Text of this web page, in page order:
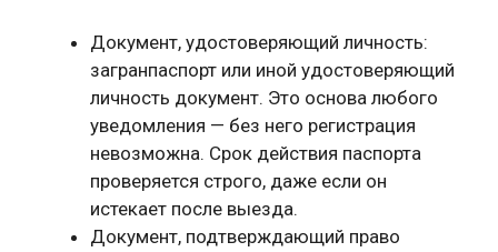
Документ, удостоверяющий личность:
загранпаспорт или иной удостоверяющий
личность документ. Это основа любого
уведомления — без него регистрация
невозможна. Срок действия паспорта
проверяется строго, даже если он
истекает после выезда.
Документ, подтверждающий право